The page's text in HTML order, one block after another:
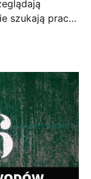
szukają pracy.